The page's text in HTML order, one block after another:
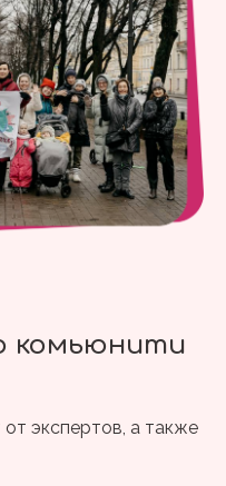
комьюнити
экспертов, а также